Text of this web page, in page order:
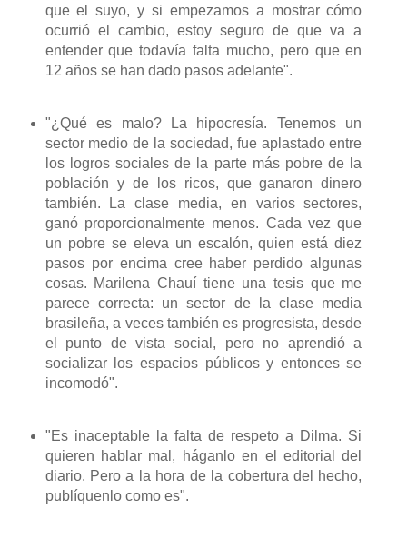
que el suyo, y si empezamos a mostrar cómo
ocurrió el
cambio, estoy seguro de que va a
entender que todavía falta mucho, peroque en
12 años se han dado pasos adelante".
"¿Qué es malo? La hipocresía. Tenemos un
sector medio de la sociedad, fue aplastado entre
los logros sociales de la parte más pobre de la
población y de los ricos, que ganarondinero
también.
La clase media, en varios sectores,
ganó proporcionalmente menos. Cada vez que
un pobre se eleva un escalón, quien está diez
pasos por encima cree haber perdido algunas
cosas. Marilena Chauí tiene una tesis que me
parece correcta: un sector de la clase media
brasileña, a veces también es progresista, desde
el punto de vista social, pero no aprendió a
socializar
los espacios públicos y entoncesse
incomodó".
"Es inaceptable la falta de respeto a Dilma. Si
quieren hablar mal, háganlo en el editorial del
diario. Pero a la hora de la cobertura del hecho,
publíquenlo como es".